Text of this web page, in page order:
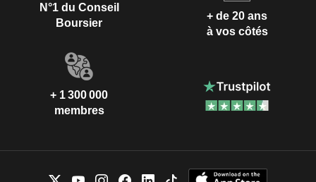
N°1 du Conseil
Boursier
+ de 20 ans
à vos côtés
+ 1 300 000
membres